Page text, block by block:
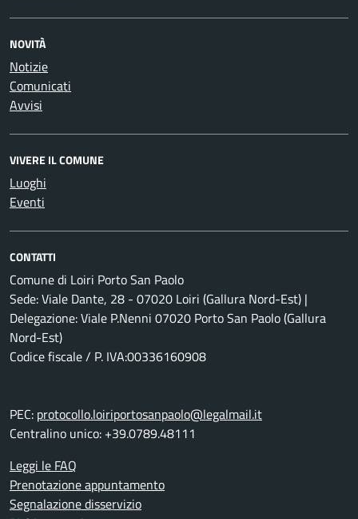
NOVITÀ
Notizie
Comunicati
Avvisi
VIVERE IL COMUNE
Luoghi
Eventi
CONTATTI
Comune di Loiri Porto San Paolo
Sede: Viale Dante, 28 - 07020 Loiri (Gallura Nord-Est) |
Delegazione: Viale P.Nenni 07020 Porto San Paolo (Gallura
Nord-Est)
Codice fiscale / P. IVA:00336160908
PEC: protocollo.loiriportosanpaolo@legalmail.it
Centralino unico: +39.0789.48111
Leggi le FAQ
Prenotazione appuntamento
Segnalazione disservizio